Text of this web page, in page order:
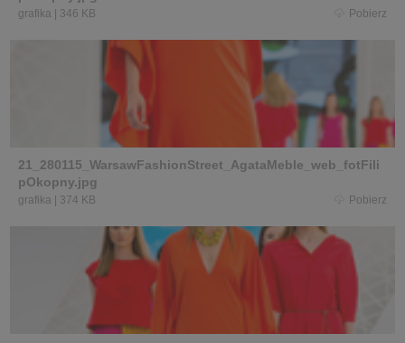
grafika 346 KB Pobierz
21_280115_WarsawFashionStreet_AgataMeble_web_fotFili
pOkopny.jpg
grafika 374 KB Pobierz